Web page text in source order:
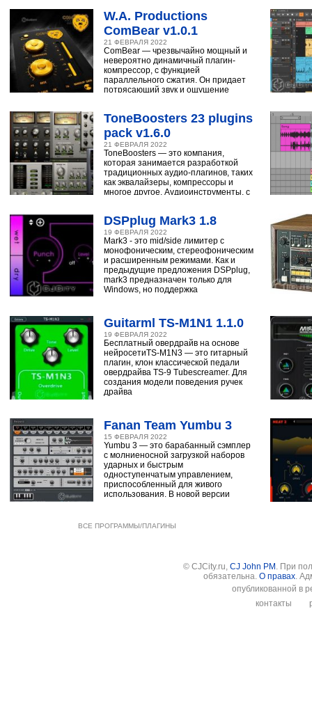
W.A. Productions
ComBear v1.0.1
21 ФЕВРАЛЯ 2022
ComBear — чрезвычайно мощный и
невероятно динамичный плагин-
компрессор, с функцией
параллельного сжатия. Он придает
потрясающий звук и ощущение
ToneBoosters 23 plugins
pack v1.6.0
21 ФЕВРАЛЯ 2022
ToneBoosters — это компания,
которая занимается разработкой
традиционных аудио-плагинов, таких
как эквалайзеры, компрессоры и
многое другое. Аудиоинструменты, с
DSPplug Mark3 1.8
19 ФЕВРАЛЯ 2022
Mark3 - это mid/side лимитер с
монофоническим, стереофоническим
и расширенным режимами. Как и
предыдущие предложения DSPplug,
mark3 предназначен только для
Windows, но поддержка
Guitarml TS-M1N1 1.1.0
19 ФЕВРАЛЯ 2022
Бесплатный овердрайв на основе
нейросетиTS-M1N3 — это гитарный
плагин, клон классической педали
овердрайва TS-9 Tubescreamer. Для
создания модели поведения ручек
драйва
Fanan Team Yumbu 3
15 ФЕВРАЛЯ 2022
Yumbu 3 — это барабанный сэмплер
с молниеносной загрузкой наборов
ударных и быстрым
одноступенчатым управлением,
приспособленный для живого
использования. В новой версии
ВСЕ ПРОГРАММЫ/ПЛАГИНЫ
© CJCity.ru, CJ John PM . При
обязательна. О правах.
опубликованной в
контакты